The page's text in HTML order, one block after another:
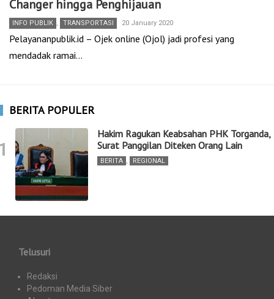
Changer hingga Penghijauan
INFO PUBLIK , TRANSPORTASI 20 January 2020
Pelayananpublik.id – Ojek online (Ojol) jadi profesi yang
mendadak ramai…
BERITA POPULER
Hakim Ragukan Keabsahan PHK Torganda,
Surat Panggilan Diteken Orang Lain
BERITA , REGIONAL
Telusuri
Redaksi
Pedoman Media Siber